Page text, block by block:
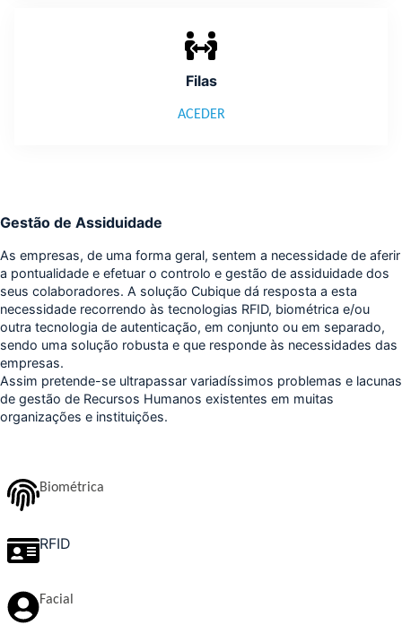
Filas
ACEDER
Gestão de Assiduidade
As empresas, de uma forma geral, sentem a necessidade de aferir
a pontualidade e efetuar o controlo e gestão de assiduidade dos
seus colaboradores. A solução Cubique dá resposta a esta
necessidade recorrendo às tecnologias RFID, biométrica e/ou
outra tecnologia de autenticação, em conjunto ou em separado,
sendo uma solução robusta e que responde às necessidades das
empresas.
Assim pretende-se ultrapassar variadíssimos problemas e lacunas
de gestão de Recursos Humanos existentes em muitas
organizações e instituições.
Biométrica
RFID
Facial